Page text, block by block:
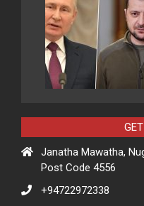
Janatha Mawatha,
Post Code 4556
+94722972338